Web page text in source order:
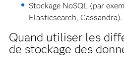
Stockage NoSQL (par
Elasticsearch, Cassandra).
Quand utiliser les
de stockage des